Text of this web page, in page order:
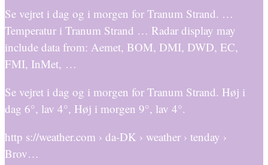
Se vejret i dag og i morgen for Tranum Strand. …
Temperatur i Tranum Strand … Radar display may
include data from: Aemet, BOM, DMI, DWD, EC,
FMI, InMet, …
Se vejret i dag og i morgen for Tranum Strand. Høj i
dag 6°, lav 4°, Høj i morgen 9°, lav 4°.
http s://weather.com › da-DK › weather › tenday ›
Brov…